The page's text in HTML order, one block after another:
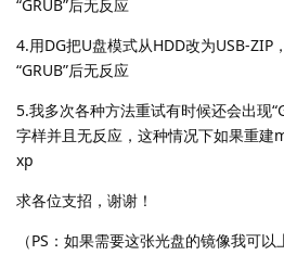
“GRUB”后无反应
4.用DG把U盘模式从HDD改为USB-ZIP
“GRUB”后无反应
5.我多次各种方法重试有时候还会出现
字样并且无反应，这种情况下如果重
xp
求各位支招，谢谢！
（PS：如果需要这张光盘的镜像我可以